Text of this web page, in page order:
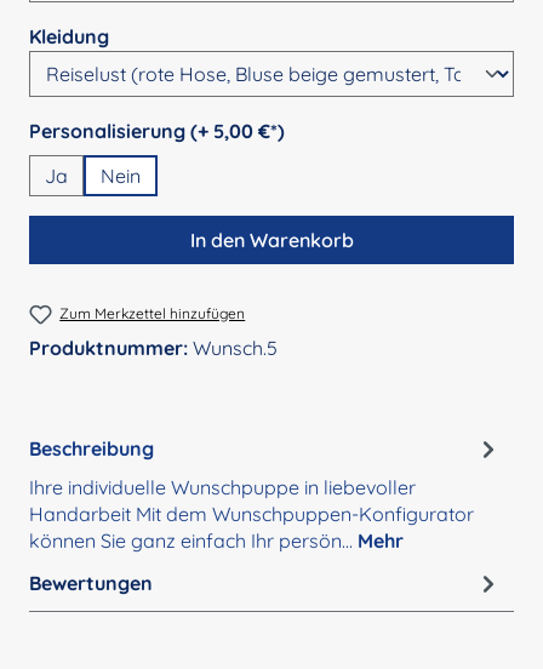
Kleidungauswählen
Personalisierung (+ 5,00 €*)auswählen
Ja
Nein
In den Warenkorb
Zum Merkzettel hinzufügen
Produktnummer: Wunsch.5
Beschreibung
Ihre individuelle Wunschpuppe in liebevoller
Handarbeit Mit dem Wunschpuppen-Konfigurator
können Sie ganz einfach Ihr persön… Mehr
Bewertungen